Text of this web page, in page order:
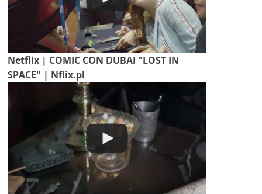
Netflix | COMIC CON DUBAI "LOST IN
SPACE" | Nflix.pl